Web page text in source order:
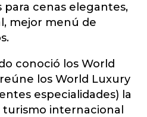
cenas elegantes,
mejor menú de
conoció los World
los World Luxury
especialidades) la
turismo internacional